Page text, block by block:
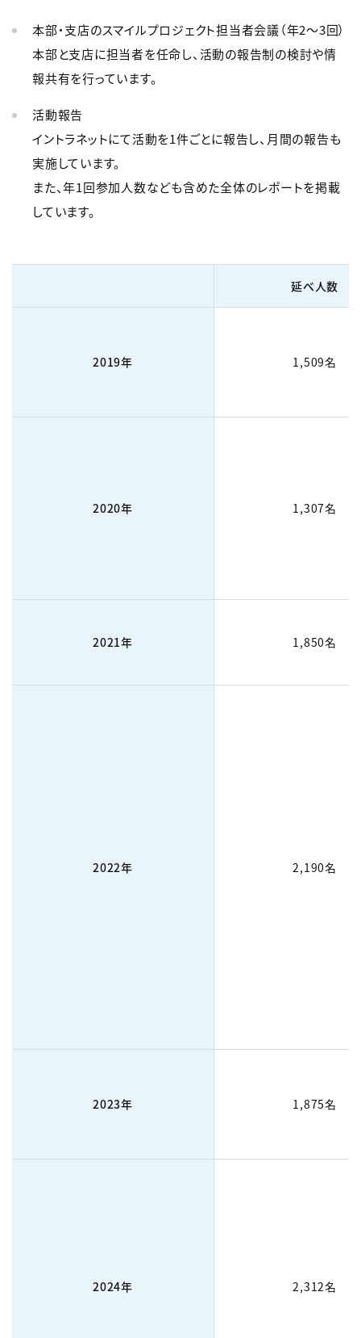
本部・支店のスマイルプロジェクト担当者会議（年2～3回）
本部と支店に担当者を任命し、活動の報告制の検討や情
報共有を行っています。
活動報告
イントラネットにて活動を1件ごとに報告し、月間の報告も
実施しています。
また、年1回参加人数なども含めた全体のレポートを掲載
しています。
延べ人数
2019年 1,509名
2020年 1,307名
2021年 1,850名
2022年 2,190名
2023年 1,875名
2024年 2,312名